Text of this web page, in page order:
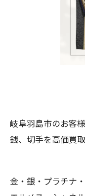
岐阜羽島市のお客
銭、切手を高価買
金・銀・プラチナ